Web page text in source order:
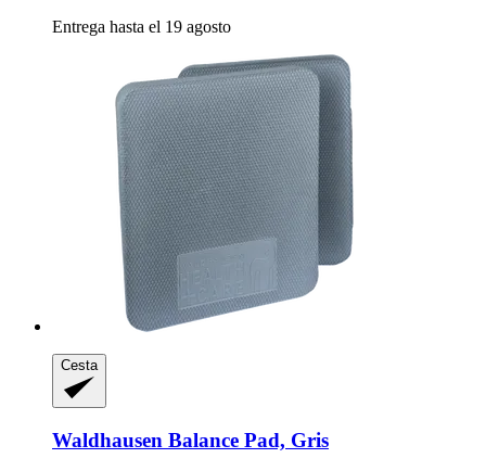
Entrega hasta el 19 agosto
Cesta
Waldhausen Balance Pad, Gris